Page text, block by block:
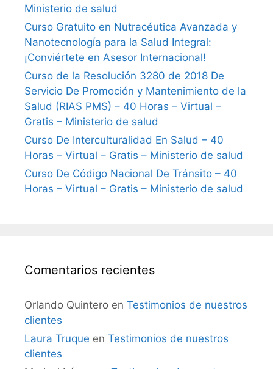
Ministerio de salud
Curso Gratuito en Nutracéutica Avanzada y
Nanotecnología para la Salud Integral:
¡Conviértete en Asesor Internacional!
Curso de la Resolución 3280 de 2018 De
Servicio De Promoción y Mantenimiento de la
Salud (RIAS PMS) – 40 Horas – Virtual –
Gratis – Ministerio de salud
Curso De Interculturalidad En Salud – 40
Horas – Virtual – Gratis – Ministerio de salud
Curso De Código Nacional De Tránsito – 40
Horas – Virtual – Gratis – Ministerio de salud
Comentarios recientes
Orlando Quintero en Testimonios de nuestros
clientes
Laura Truque en Testimonios de nuestros
clientes